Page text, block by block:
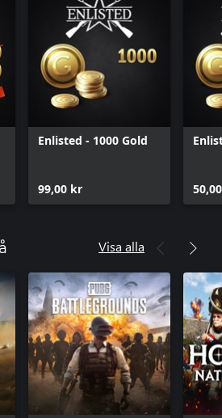
Enlisted - 1000 Gold
99,00 kr
Visa alla